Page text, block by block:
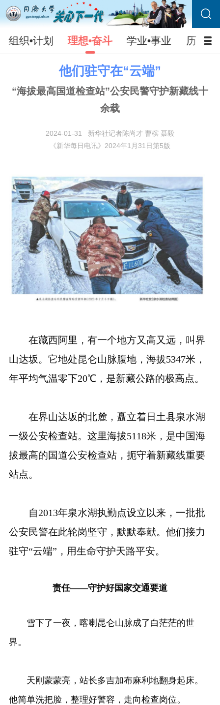
组织•计划 理想•奋斗 学业•事业 历史•
他们驻守在“云端”
“海拔最高国道检查站”公安民警守护新藏线十
余载
2024-01-31
新华社记者陈尚才 曹槟 聂毅
《新华每日电讯》2024年1月31日第5版
在藏西阿里，有一个地方又高又远，叫界
山达坂。它地处昆仑山脉腹地，海拔5347米，
年平均气温零下20℃，是新藏公路的极高点。
在界山达坂的北麓，矗立着日土县泉水湖
一级公安检查站。这里海拔5118米，是中国海
拔最高的国道公安检查站，扼守着新藏线重要
站点。
自2013年泉水湖执勤点设立以来，一批批
公安民警在此轮岗坚守，默默奉献。他们接力
驻守“云端”，用生命守护天路平安。
责任——守护好国家交通要道
雪下了一夜，喀喇昆仑山脉成了白茫茫的世
界。
天刚蒙蒙亮，站长多吉加布麻利地翻身起床。
他简单洗把脸，整理好警容，走向检查岗位。